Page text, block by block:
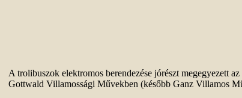
A trolibuszok elektromos berendezése jórészt megegyezett
Gottwald Villamossági Művekben (később Ganz Villamos